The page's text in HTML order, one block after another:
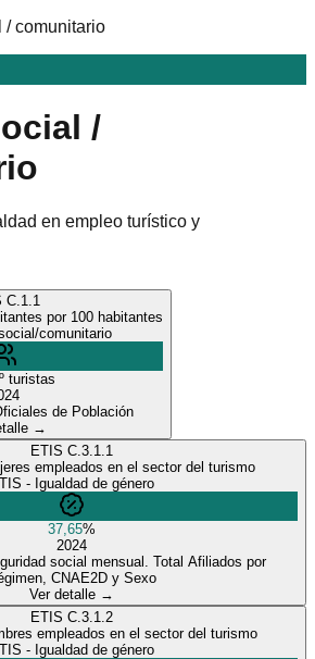
/ comunitario
/
en empleo turístico y
C.1.1
por 100 habitantes
comunitario
turistas
de Población
→
ETIS C.3.1.1
empleados en el sector del turismo
- Igualdad de género
37,65%
2024
social mensual. Total Afiliados por
CNAE2D y Sexo
Ver detalle →
ETIS C.3.1.2
empleados en el sector del turismo
- Igualdad de género